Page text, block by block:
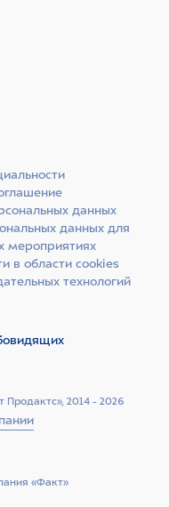
2014 - 2026
данных
данных для
мероприятиях
в области cookies
технологий
«Факт»